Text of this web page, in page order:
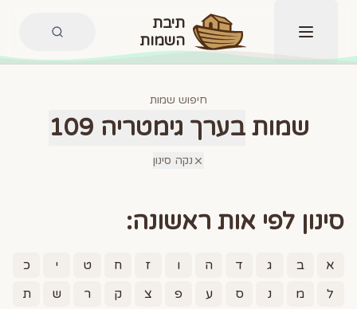
תפריט
תיבת
השמות
חיפוש שמות
שמות בערך גימטריה 109
נקה סינון
סינון לפי אות ראשונה:
א ב ג ד ה ו ז ח ט י
כ
ל
מ נ ס ע פ צ ק ר ש ת